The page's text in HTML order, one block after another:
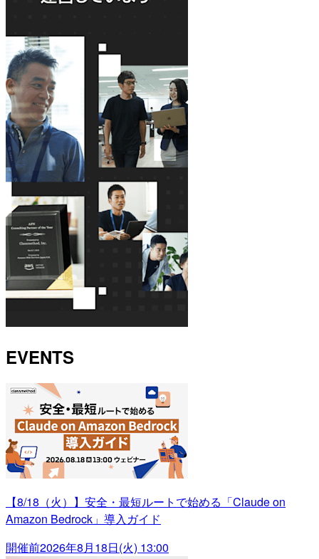
EVENTS
【8/18（火）】安全・最短ルートで始める「Claude on
Amazon Bedrock」導入ガイド
開催前2026年8月18日(火) 13:00